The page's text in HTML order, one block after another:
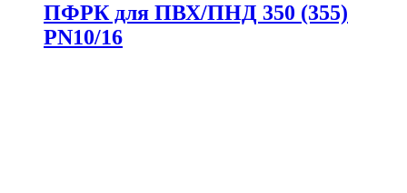
ПФРК для ПВХ/ПНД 350 (355)
PN10/16